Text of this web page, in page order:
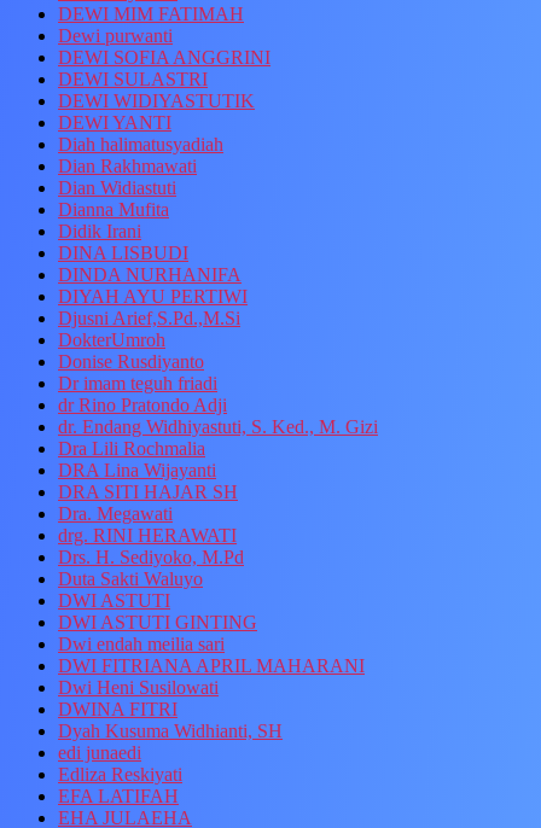
DEWI MIM FATIMAH
Dewi purwanti
DEWI SOFIA ANGGRINI
DEWI SULASTRI
DEWI WIDIYASTUTIK
DEWI YANTI
Diah halimatusyadiah
Dian Rakhmawati
Dian Widiastuti
Dianna Mufita
Didik Irani
DINA LISBUDI
DINDA NURHANIFA
DIYAH AYU PERTIWI
Djusni Arief,S.Pd.,M.Si
DokterUmroh
Donise Rusdiyanto
Dr imam teguh friadi
dr Rino Pratondo Adji
dr. Endang Widhiyastuti, S. Ked., M. Gizi
Dra Lili Rochmalia
DRA Lina Wijayanti
DRA SITI HAJAR SH
Dra. Megawati
drg. RINI HERAWATI
Drs. H. Sediyoko, M.Pd
Duta Sakti Waluyo
DWI ASTUTI
DWI ASTUTI GINTING
Dwi endah meilia sari
DWI FITRIANA APRIL MAHARANI
Dwi Heni Susilowati
DWINA FITRI
Dyah Kusuma Widhianti, SH
edi junaedi
Edliza Reskiyati
EFA LATIFAH
EHA JULAEHA